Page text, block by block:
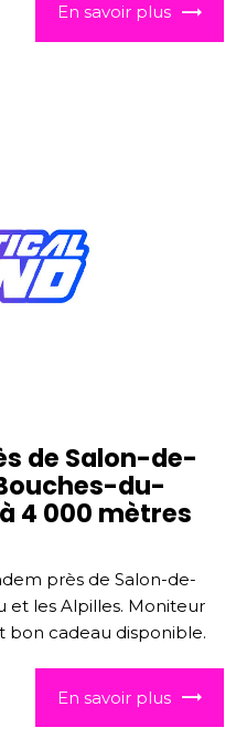
En savoir plus
de Salon-de-
du-
4 000 mètres
près de Salon-de-
et les Alpilles. Moniteur
bon cadeau disponible.
En savoir plus